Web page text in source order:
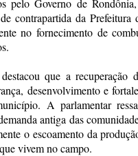
contrapartida da Prefeitura
no fornecimento de
que a recuperação
desenvolvimento e
A parlamentar
antiga das
o escoamento da
vivem no campo.